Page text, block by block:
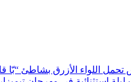
تحمل اللواء الأزرق بشاطئ “بّا